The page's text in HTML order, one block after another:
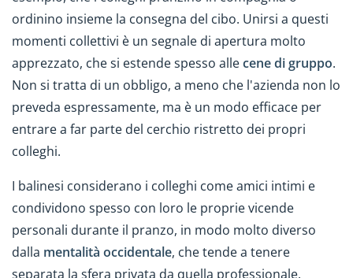
ordinino insieme la consegna del cibo. Unirsi a questi
momenti collettivi è un segnale di apertura molto
apprezzato, che si estende spesso allecene di gruppo.
Non si tratta di un obbligo, a meno che l'azienda non lo
preveda espressamente, ma è un modo efficace per
entrare a far parte del cerchio ristretto dei propri
colleghi.
I balinesi considerano i colleghi come amici intimi e
condividono spesso con loro le proprie vicende
personali durante il pranzo, in modo molto diverso
dalla mentalità occidentale, che tende a tenere
separata la sfera privata da quella professionale.